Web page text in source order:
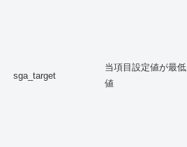
sga_target
当項目設定値が最低
値